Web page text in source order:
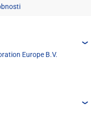
Europe B.V.